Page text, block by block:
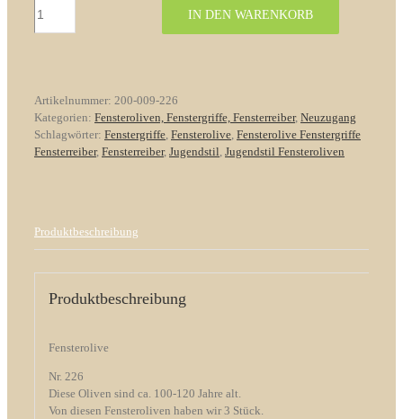
Nr.
226
Ornament
Menge
IN DEN WARENKORB
Artikelnummer: 200-009-226
Kategorien: Fensteroliven, Fenstergriffe, Fensterreiber, Neuzugang
Schlagwörter: Fenstergriffe, Fensterolive, Fensterolive Fenstergriffe
Fensterreiber, Fensterreiber, Jugendstil, Jugendstil Fensteroliven
Produktbeschreibung
Produktbeschreibung
Fensterolive
Nr. 226
Diese Oliven sind ca. 100-120 Jahre alt.
Von diesen Fensteroliven haben wir 3 Stück.